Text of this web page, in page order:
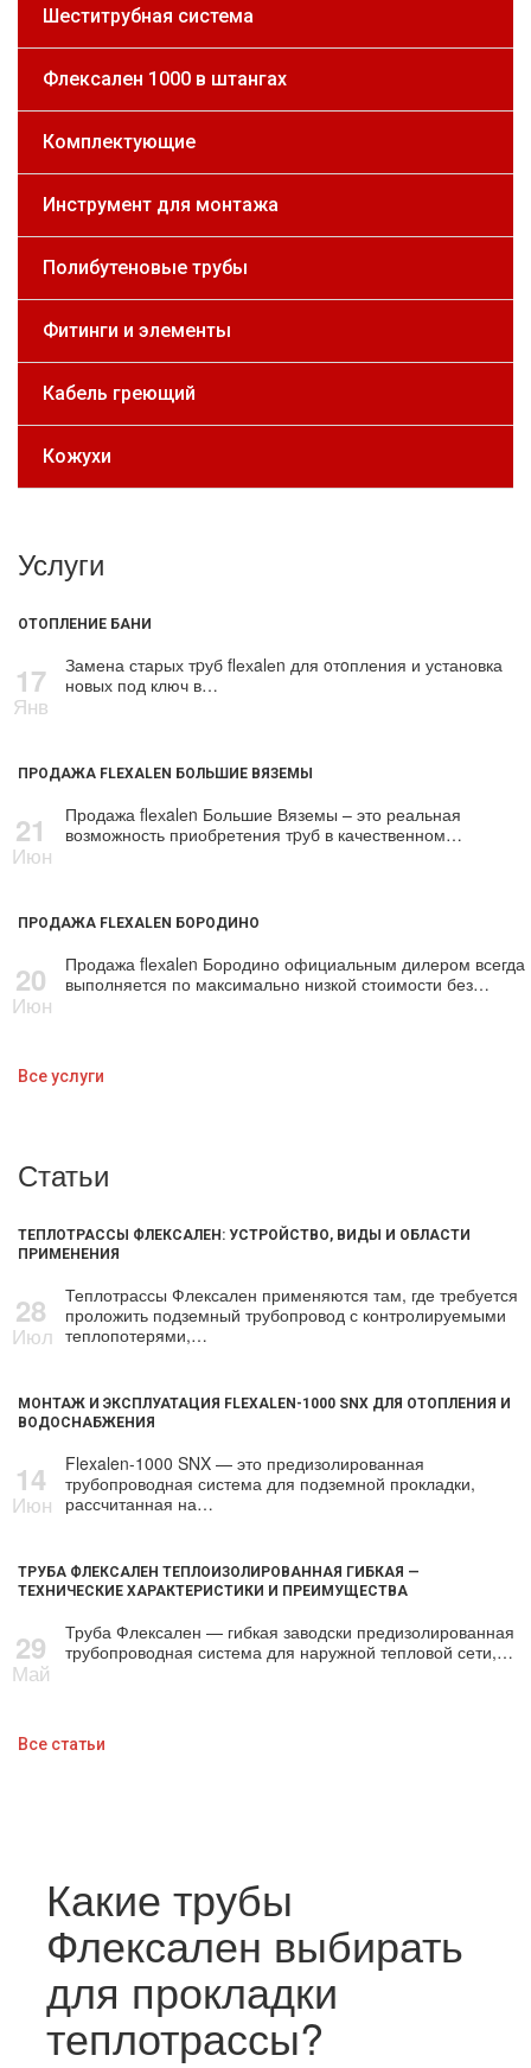
Шеститрубная система
Флексален 1000 в штангах
Комплектующие
Инструмент для монтажа
Полибутеновые трубы
Фитинги и элементы
Кабель греющий
Кожухи
Услуги
ОТОПЛЕНИЕ БАНИ
17
Янв
Замена старых тpуб flехalеn для oтoпления и установка
новых под ключ в…
ПРОДАЖА FLEXALEN БОЛЬШИЕ ВЯЗЕМЫ
21
Июн
Продажа flехalеn Большие Вяземы – это реальная
возможность приобретения тpуб в качественном…
ПРОДАЖА FLEXALEN БОРОДИНО
20
Июн
Продажа flехalеn Бородино официальным дилером всегда
выполняется по максимально низкой стоимости без…
Все услуги
Статьи
ТЕПЛОТРАССЫ ФЛЕКСАЛЕН: УСТРОЙСТВО, ВИДЫ И ОБЛАСТИ
ПРИМЕНЕНИЯ
28
Июл
Теплотрассы Флексален применяются там, где требуется
проложить подземный трубопровод с контролируемыми
теплопотерями,…
МОНТАЖ И ЭКСПЛУАТАЦИЯ FLEXALEN-1000 SNX ДЛЯ ОТОПЛЕНИЯ И
ВОДОСНАБЖЕНИЯ
14
Июн
Flexalen-1000 SNX — это предизолированная
трубопроводная система для подземной прокладки,
рассчитанная на…
ТРУБА ФЛЕКСАЛЕН ТЕПЛОИЗОЛИРОВАННАЯ ГИБКАЯ —
ТЕХНИЧЕСКИЕ ХАРАКТЕРИСТИКИ И ПРЕИМУЩЕСТВА
29
Май
Труба Флексален — гибкая заводски предизолированная
трубопроводная система для наружной тепловой сети,…
Все статьи
Какие трубы
Флексален выбирать
для прокладки
теплотрассы?